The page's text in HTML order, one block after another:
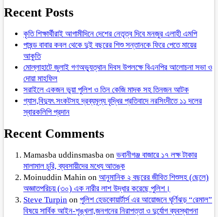
Recent Posts
কৃতি শিক্ষার্থীরাই আগামীদিনে দেশের নেতৃত্ব দিবে মনজুর এলাহী এমপি
পাষন্ড বাবার কবল থেকে দুই বছরের শিশু সন্তানকে ফিরে পেতে মায়ের
আকুতি
মোল্লাহাটে জুলাই গণঅভ্যুত্থান দিবস উপলক্ষে বিএনপির আলোচনা সভা ও
দোয়া মাহফিল
সরাইলে একজন ভুয়া পুলিশ ও তিন কেজি মাদক সহ তিনজন আটক
গ্যাস,বিদ্যুৎ সংকটসহ দ্রব্যমূল্য বৃদ্ধির প্রতিবাদে নরসিংদীতে ১১ দলের
স্বারকলিপি প্রদান
Recent Comments
Mamasba uddinsmasba on ভবানীগঞ্জ বাজারে ১৭ লক্ষ টাকার
মালামাল চুরি, ব্যবসায়ীদের মধ্যে আতঙ্ক
Moinuddin Mahin on আনুমানিক ২ বছরের জীবিত শিশুসহ (ছেলে)
অজ্ঞাতপরিচয় (৩০) এক নারীর লাশ উদ্ধার করেছে পুলিশ।
Steve Turpin on পুলিশ হেডকোয়ার্টার্স এর আয়োজনে ঘূর্ণিঝড় “রেমাল”
বিষয়ে সার্বিক আইন-শৃঙ্খলা,জনগনের নিরাপত্তা ও দুর্যোগ ব্যবস্থাপনা